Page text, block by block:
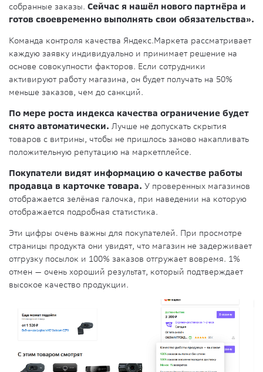
собранные заказы. Сейчас я нашёл нового партнёра и
готов своевременно выполнять свои обязательства».
Команда контроля качества Яндекс.Маркета рассматривает
каждую заявку индивидуально и принимает решение на
основе совокупности факторов. Если сотрудники
активируют работу магазина, он будет получать на 50%
меньше заказов, чем до санкций.
По мере роста индекса качества ограничение будет
снято автоматически. Лучше не допускать скрытия
товаров с витрины, чтобы не пришлось заново накапливать
положительную репутацию на маркетплейсе.
Покупатели видят информацию о качестве работы
продавца в карточке товара. У проверенных магазинов
отображается зелёная галочка, при наведении на которую
отображается подробная статистика.
Эти цифры очень важны для покупателей. При просмотре
страницы продукта они увидят, что магазин не задерживает
отгрузку посылок и 100% заказов отгружает вовремя. 1%
отмен — очень хороший результат, который подтверждает
высокое качество продукции.